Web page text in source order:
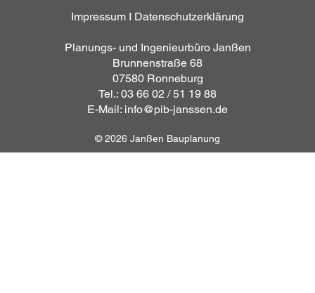
Impressum I Datenschutzerklärung
Planungs- und Ingenieurbüro Janßen
Brunnenstraße 68
07580 Ronneburg
Tel.: 03 66 02 / 51 19 88
E-Mail: info@pib-janssen.de
© 2026 Janßen Bauplanung